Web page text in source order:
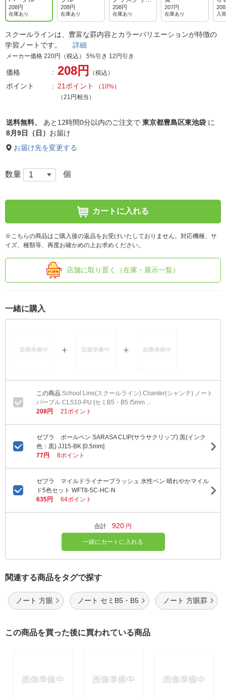
208円
在庫あり
208円
在庫あり
ン
208円
在庫あり
207円
在庫あり 入
スクールラインは、豊富な罫内容とカラーバリエーションが特徴の
学習ノートです。 詳細
メーカー価格 220円（税込） 5%引き 12円引き
価格 208円 （税込）
ポイント 21ポイント （ 10%）
（21円相当）
送料無料、 あと 12時間0分以内のご注文で 東京都豊島区東池袋 に
8月9日（日） お届け
お届け先を変更する
数量 個
カートに入れる
※こちらの商品はご購入後の返品をお受けいたしておりません。対応機種、サ
イズ、種類等、再度お確かめの上お求めください。
店舗に取り置く（在庫・展示一覧）
一緒に購入
School Line(スクールライン) Chanter(シャンテ) ノート
パープル CLS10-PU [セミB5・B5 /5mm ...
208円
21ポイント
ゼブラ ボールペン SARASA CLIP(サラサクリップ) 黒(インク
色：黒) JJ15-BK [0.5mm]
77円
8ポイント
ゼブラ マイルドライナーブラッシュ 水性ペン 晴れやかマイル
ド5色セット WFT8-5C-HC-N
635円
64ポイント
合計 920 円
一緒にカートに入れる
関連する商品をタグで探す
ノート 方眼 ノート セミB5・B5 ノート 方眼罫
この商品を買った後に買われている商品